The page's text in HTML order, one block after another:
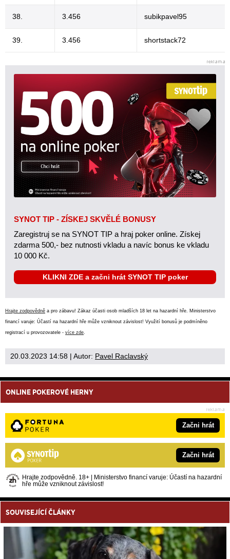
38. 3.456 subikpavel95
39. 3.456 shortstack72
SYNOT TIP - ZÍSKEJ SKVĚLÉ BONUSY
Zaregistruj se na SYNOT TIP a hraj poker online. Získej
zdarma 500,- bez nutnosti vkladu a navíc bonus ke vkladu
10 000 Kč.
KLIKNI ZDE a začni hrát SYNOT TIP poker
Hrajte zodpovědně a pro zábavu! Zákaz účasti osob mladších 18 let na hazardní hře. Ministerstvo
financí varuje: Účastí na hazardní hře může vzniknout závislost! Využití bonusů je podmíněno
registrací u provozovatele - více zde.
20.03.2023 14:58 | Autor: Pavel Raclavský
ONLINE POKEROVÉ HERNY
Začni hrát
Začni hrát
Hrajte zodpovědně. 18+ | Ministerstvo financí varuje: Účastí na hazardní
hře může vzniknout závislost!
SOUVISEJÍCÍ ČLÁNKY